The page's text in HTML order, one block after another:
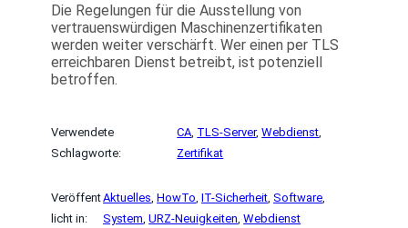
Die Regelungen für die Ausstellung von
vertrauenswürdigen Maschinenzertifikaten
werden weiter verschärft. Wer einen per TLS
erreichbaren Dienst betreibt, ist potenziell
betroffen.
Verwendete
Schlagworte:
CA TLS-Server, Webdienst
Zertifikat
Veröffent
licht in:
Aktuelles , HowTo , IT-Sicherheit , Software
System , URZ-Neuigkeiten , Webdienst